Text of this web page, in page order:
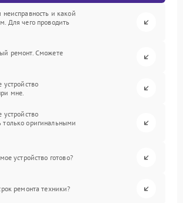
и какой
Для чего проводить
ремонт. Сможете
устройство
мне.
устройство
только оригинальными
устройство готово?
ремонта техники?